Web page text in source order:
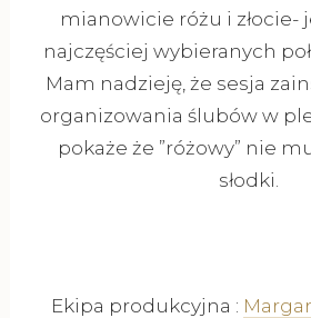
mianowicie różu i złocie-
najczęściej wybieranych
Mam nadzieję, że sesja
organizowania ślubów w
pokaże że ”różowy” nie
słodki.
Ekipa produkcyjna :